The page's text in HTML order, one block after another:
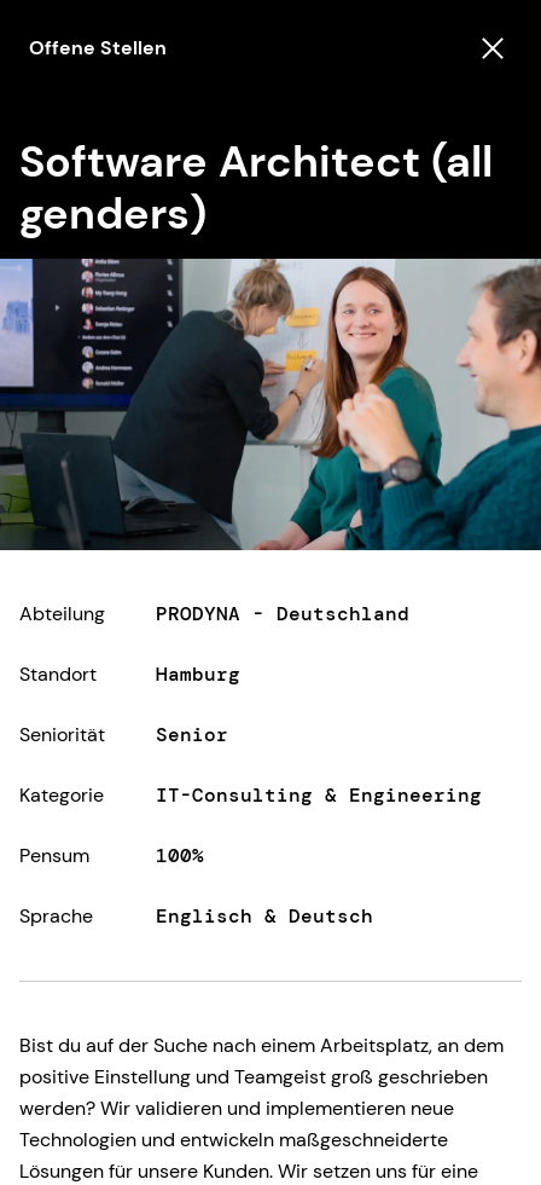
Offene Stellen
Software Architect (all
genders)
Abteilung PRODYNA - Deutschland
Standort Hamburg
Seniorität Senior
Kategorie IT-Consulting & Engineering
Pensum 100%
Sprache Englisch & Deutsch
Bist du auf der Suche nach einem Arbeitsplatz, an dem
positive Einstellung und Teamgeist groß geschrieben
werden? Wir validieren und implementieren neue
Technologien und entwickeln maßgeschneiderte
Lösungen für unsere Kunden. Wir setzen uns für eine